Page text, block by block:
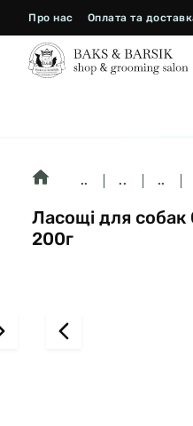
Про нас Оплата та
.. .. ..
Ласощі для
200г